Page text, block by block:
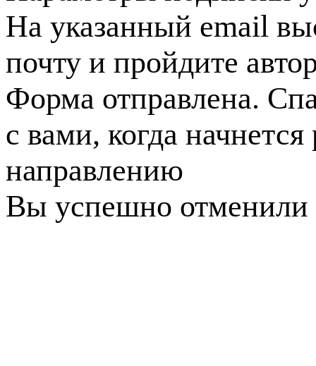
На указанный email
почту и пройдите
Форма отправлена.
с вами, когда
направлению
Вы успешно отменили